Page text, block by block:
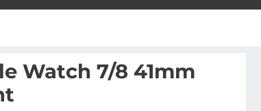
Watch 7/8 41mm